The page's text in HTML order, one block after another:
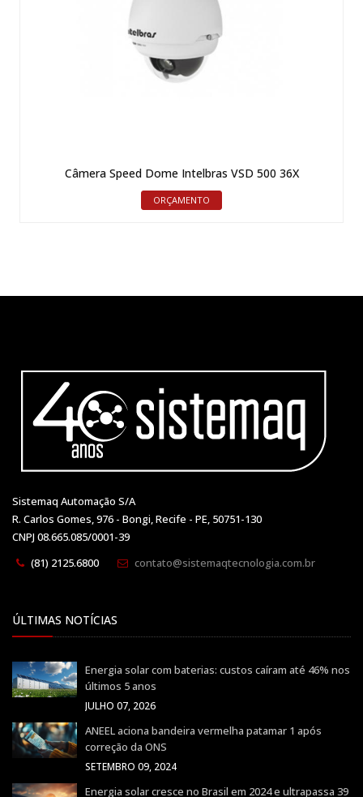
Câmera Speed Dome Intelbras VSD 500 36X
ORÇAMENTO
Sistemaq Automação S/A
R. Carlos Gomes, 976 - Bongi, Recife - PE, 50751-130
CNPJ 08.665.085/0001-39
(81) 2125.6800
contato@sistemaqtecnologia.com.br
ÚLTIMAS NOTÍCIAS
Energia solar com baterias: custos caíram até 46% nos
últimos 5 anos
JULHO 07, 2026
ANEEL aciona bandeira vermelha patamar 1 após
correção da ONS
SETEMBRO 09, 2024
Energia solar cresce no Brasil em 2024 e ultrapassa 39